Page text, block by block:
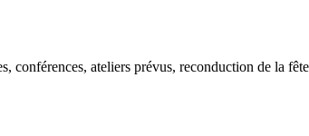
ateliers prévus, reconduction de la